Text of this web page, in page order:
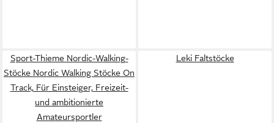
Sport-Thieme Nordic-Walking-
Stöcke Nordic Walking Stöcke On
Track, Für Einsteiger, Freizeit-
und ambitionierte
Amateursportler
Leki Faltstöcke